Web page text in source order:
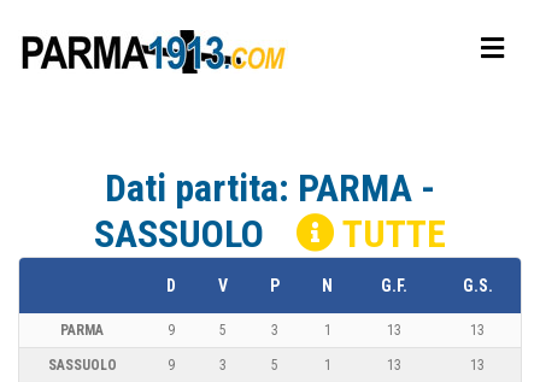
Dati partita: PARMA -
SASSUOLO
TUTTE
D V P N G.F. G.S.
PARMA 9 5 3 1 13 13
SASSUOLO 9 3 5 1 13 13